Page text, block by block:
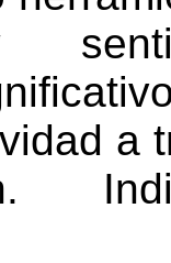
a